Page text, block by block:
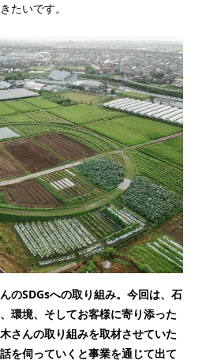
たいです。
のSDGsへの取り組み。今回は、石
環境、そしてお客様に寄り添った
さんの取り組みを取材させていた
を伺っていくと事業を通じて出て